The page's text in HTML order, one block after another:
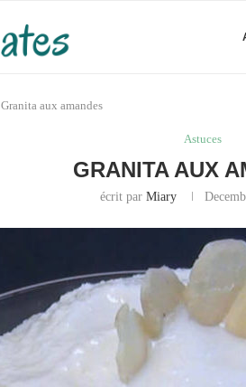
Granita aux amandes
Astuces
GRANITA AUX
écrit parMiary